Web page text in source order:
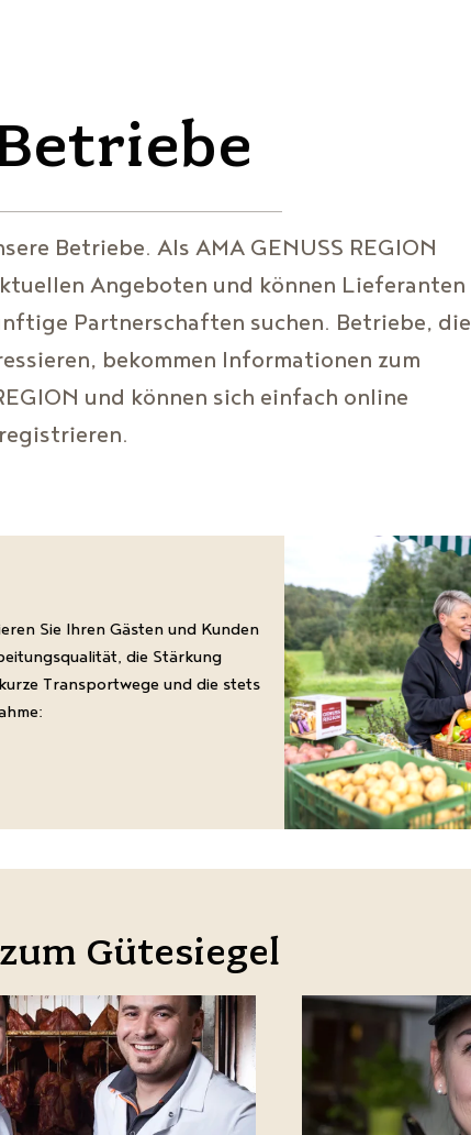
Betriebe. Als AMA GENUSS REGION
Angeboten und können Lieferanten
Partnerschaften suchen. Betriebe, die
bekommen Informationen zum
und können sich einfach online
registrieren.
Sie Ihren Gästen und Kunden
die Stärkung
Transportwege und die stets
Gütesiegel